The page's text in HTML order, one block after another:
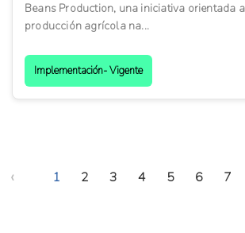
Beans Production, una iniciativa orientada
producción agrícola na...
Implementación- Vigente
‹ 1 2 3 4 5 6 7